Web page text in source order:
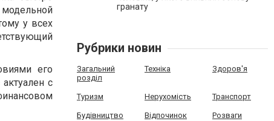
модельной
у всех
его
с
гранату
Рубрики новин
Загальний
розділ
Техніка Здоров'я
Туризм Нерухомість Транспорт
Будівництво Відпочинок Розваги